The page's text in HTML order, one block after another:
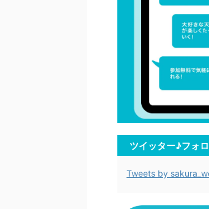
ツイッター♪フォ
Tweets by